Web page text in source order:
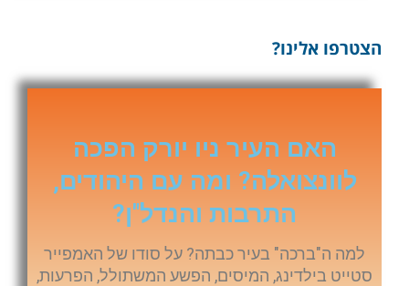
הצטרפו אלינו?
האם העיר ניו יורק הפכה
לוונצואלה? ומה עם היהודים,
התרבות והנדל"ן?
למה ה"ברכה" בעיר כבתה? על סודו של האמפייר
סטייט בילדינג, המיסים, הפשע המשתולל, הפרעות,